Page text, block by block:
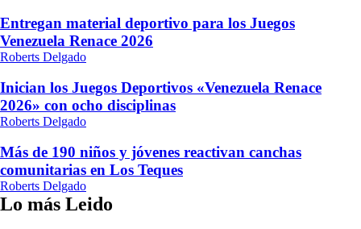
Entregan material deportivo para los Juegos
Venezuela Renace 2026
Roberts Delgado
Inician los Juegos Deportivos «Venezuela Renace
2026» con ocho disciplinas
Roberts Delgado
Más de 190 niños y jóvenes reactivan canchas
comunitarias en Los Teques
Roberts Delgado
Lo más Leido